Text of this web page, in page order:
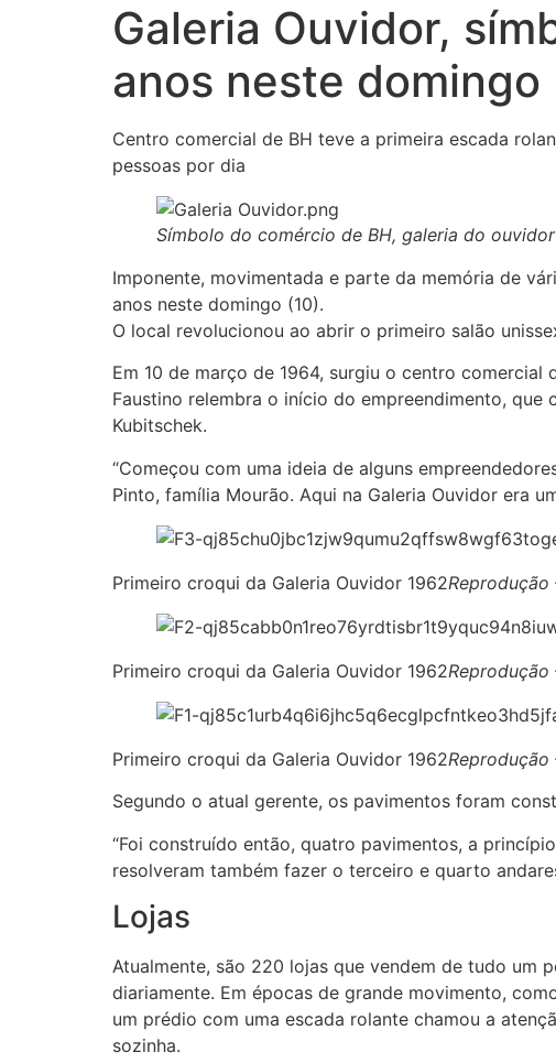
Galeria Ouvidor,
anos neste domingo
Centro comercial de BH teve a primeira escada
pessoas por dia
Símbolo do comércio de BH, galeria do
Imponente, movimentada e parte da memória de
anos neste domingo (10).
O local revolucionou ao abrir o primeiro salão
Em 10 de março de 1964, surgiu o centro
Faustino relembra o início do empreendimento,
Kubitschek.
“Começou com uma ideia de alguns
Pinto, família Mourão. Aqui na Galeria Ouvidor era
Primeiro croqui da Galeria Ouvidor 1962Reprodução
Primeiro croqui da Galeria Ouvidor 1962Reprodução
Primeiro croqui da Galeria Ouvidor 1962Reprodução
Segundo o atual gerente, os pavimentos foram
“Foi construído então, quatro pavimentos, a
resolveram também fazer o terceiro e quarto
Lojas
Atualmente, são 220 lojas que vendem de tudo um
diariamente. Em épocas de grande movimento,
um prédio com uma escada rolante chamou a
sozinha.